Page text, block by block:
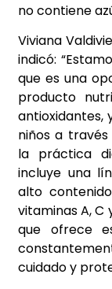
no contiene
Viviana
indicó:
que es una
producto
antioxidantes,
niños a
la práctica
incluye una
alto
vitaminas A, C
que ofrece
cuidado y